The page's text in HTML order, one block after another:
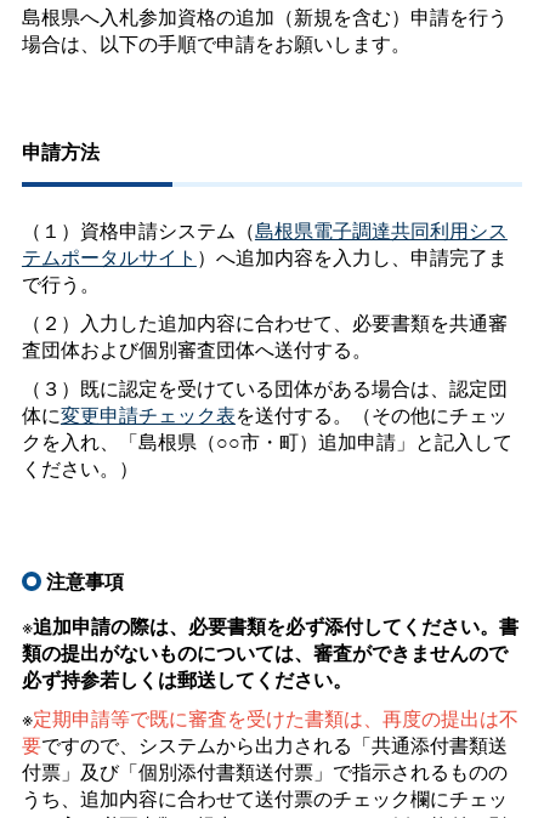
島根県へ入札参加資格の追加（新規を含む）申請を行う
場合は、以下の手順で申請をお願いします。
申請方法
（１）資格申請システム（島根県電子調達共同利用シス
テムポータルサイト ）へ追加内容を入力し、申請完了ま
で行う。
（２）入力した追加内容に合わせて、必要書類を共通審
査団体および個別審査団体へ送付する。
（３）既に認定を受けている団体がある場合は、認定団
体に変更申請チェック表を送付する。（その他にチェッ
クを入れ、「島根県（○○市・町）追加申請」と記入して
ください。）
注意事項
※追加申請の際は、必要書類を必ず添付してください。書
類の提出がないものについては、審査ができませんので
必ず持参若しくは郵送してください。
※定期申請等で既に審査を受けた書類は、再度の提出は不
要ですので、システムから出力される「共通添付書類送
付票」及び「個別添付書類送付票」で指示されるものの
うち、追加内容に合わせて送付票のチェック欄にチェッ